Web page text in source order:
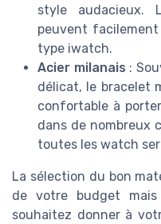
style audacieux.
peuvent
type iwatch.
Acier milanais :
délicat, le bracelet
confortable à
dans de nombreux
toutes les watch
La sélection du bon
de votre budget
souhaitez donner à